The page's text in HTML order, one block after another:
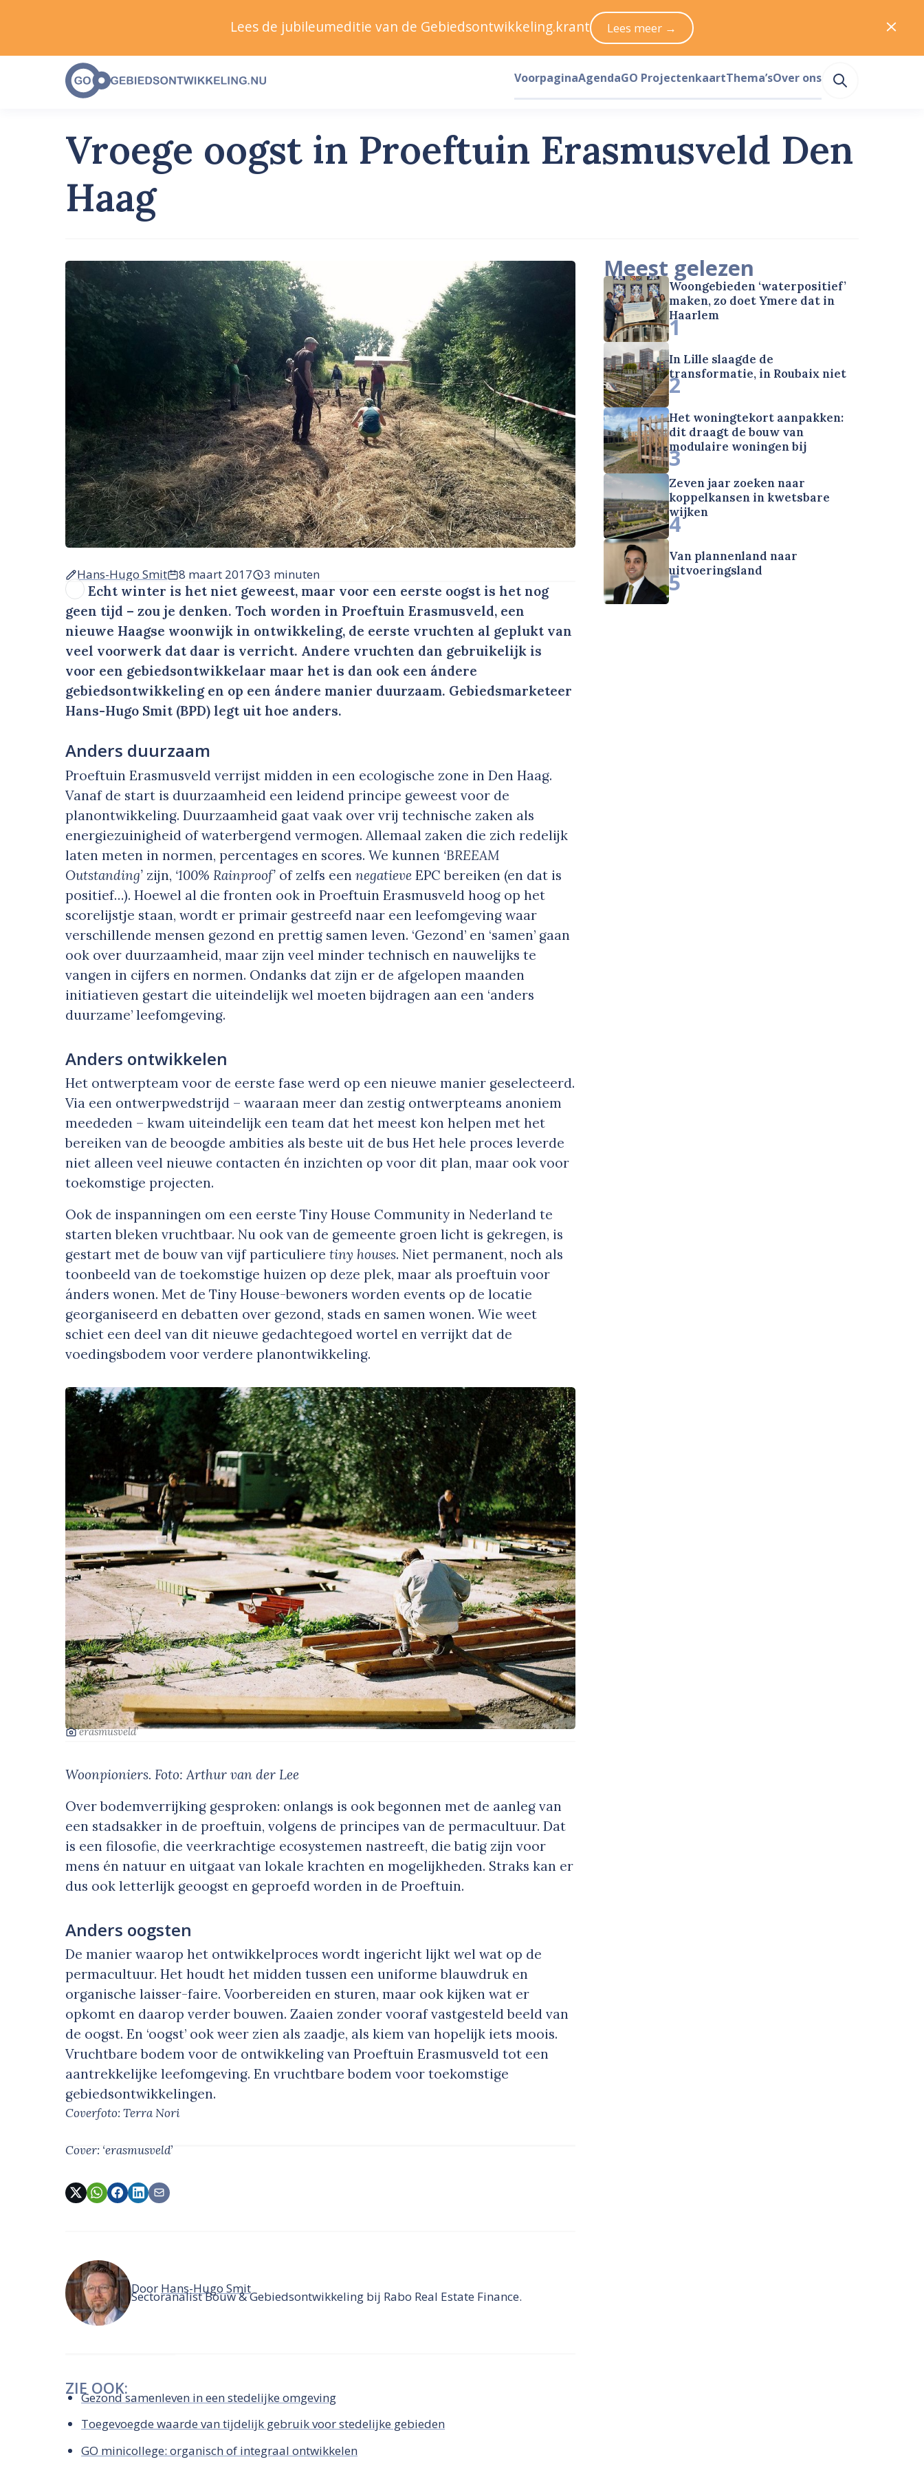
Vroege oogst in Proeftuin Erasmusveld Den
Haag
Hans-Hugo Smit 8 maart 2017 3 minuten
Echt winter is het niet geweest, maar voor een eerste oogst is het nog
geen tijd – zou je denken. Toch worden in Proeftuin Erasmusveld, een
nieuwe Haagse woonwijk in ontwikkeling, de eerste vruchten al geplukt van
veel voorwerk dat daar is verricht. Andere vruchten dan gebruikelijk is
voor een gebiedsontwikkelaar maar het is dan ook een ándere
gebiedsontwikkeling en op een ándere manier duurzaam. Gebiedsmarketeer
Hans-Hugo Smit (BPD) legt uit hoe anders.
Anders duurzaam
Proeftuin Erasmusveld verrijst midden in een ecologische zone in Den Haag.
Vanaf de start is duurzaamheid een leidend principe geweest voor de
planontwikkeling. Duurzaamheid gaat vaak over vrij technische zaken als
energiezuinigheid of waterbergend vermogen. Allemaal zaken die zich redelijk
laten meten in normen, percentages en scores. We kunnen ‘BREEAM
Outstanding’ zijn, ‘100% Rainproof’ of zelfs eennegatieve EPC bereiken (en dat is
positief…). Hoewel al die fronten ook in Proeftuin Erasmusveld hoog op het
scorelijstje staan, wordt er primair gestreefd naar een leefomgeving waar
verschillende mensen gezond en prettig samen leven. ‘Gezond’ en ‘samen’ gaan
ook over duurzaamheid, maar zijn veel minder technisch en nauwelijks te
vangen in cijfers en normen. Ondanks dat zijn er de afgelopen maanden
initiatieven gestart die uiteindelijk wel moeten bijdragen aan een ‘anders
duurzame’ leefomgeving.
Anders ontwikkelen
Het ontwerpteam voor de eerste fase werd op een nieuwe manier geselecteerd.
Via een ontwerpwedstrijd – waaraan meer dan zestig ontwerpteams anoniem
meededen – kwam uiteindelijk een team dat het meest kon helpen met het
bereiken van de beoogde ambities als beste uit de bus Het hele proces leverde
niet alleen veel nieuwe contacten én inzichten op voor dit plan, maar ook voor
toekomstige projecten.
Ook de inspanningen om een eerste Tiny House Community in Nederland te
starten bleken vruchtbaar. Nu ook van de gemeente groen licht is gekregen, is
gestart met de bouw van vijf particulieretiny houses. Niet permanent, noch als
toonbeeld van de toekomstige huizen op deze plek, maar als proeftuin voor
ánders wonen. Met de Tiny House-bewoners worden events op de locatie
georganiseerd en debatten over gezond, stads en samen wonen. Wie weet
schiet een deel van dit nieuwe gedachtegoed wortel en verrijkt dat de
voedingsbodem voor verdere planontwikkeling.
‘erasmusveld’
Woonpioniers. Foto: Arthur van der Lee
Over bodemverrijking gesproken: onlangs is ook begonnen met de aanleg van
een stadsakker in de proeftuin, volgens de principes van de permacultuur. Dat
is een filosofie, die veerkrachtige ecosystemen nastreeft, die batig zijn voor
mens én natuur en uitgaat van lokale krachten en mogelijkheden. Straks kan er
dus ook letterlijk geoogst en geproefd worden in de Proeftuin.
Anders oogsten
De manier waarop het ontwikkelproces wordt ingericht lijkt wel wat op de
permacultuur. Het houdt het midden tussen een uniforme blauwdruk en
organische laisser-faire. Voorbereiden en sturen, maar ook kijken wat er
opkomt en daarop verder bouwen. Zaaien zonder vooraf vastgesteld beeld van
de oogst. En ‘oogst’ ook weer zien als zaadje, als kiem van hopelijk iets moois.
Vruchtbare bodem voor de ontwikkeling van Proeftuin Erasmusveld tot een
aantrekkelijke leefomgeving. En vruchtbare bodem voor toekomstige
gebiedsontwikkelingen.
Coverfoto: Terra Nori
Cover: ‘erasmusveld’
Door Hans-Hugo Smit
Sectoranalist Bouw & Gebiedsontwikkeling bij Rabo Real Estate Finance.
ZIE OOK:
Gezond samenleven in een stedelijke omgeving
Toegevoegde waarde van tijdelijk gebruik voor stedelijke gebieden
GO minicollege: organisch of integraal ontwikkelen
Meest gelezen
Woongebieden ‘waterpositief’
maken, zo doet Ymere dat in
Haarlem
1
In Lille slaagde de
transformatie, in Roubaix niet
2
Het woningtekort aanpakken:
dit draagt de bouw van
modulaire woningen bij
3
Zeven jaar zoeken naar
koppelkansen in kwetsbare
wijken
4
Van plannenland naar
uitvoeringsland
5
Lees de jubileumeditie van de Gebiedsontwikkeling.krant Lees meer →
VoorpaginaAgendaGO ProjectenkaartThema’sOver ons